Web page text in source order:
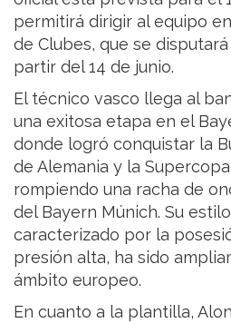
permitirá dirigir al equipo
de Clubes, que se
partir del 14 de junio.
El técnico vasco llega al
una exitosa etapa en el
donde logró conquistar la
de Alemania y la
rompiendo una racha de
del Bayern Múnich. Su
caracterizado por la
presión alta, ha sido
ámbito europeo.
En cuanto a la plantilla,